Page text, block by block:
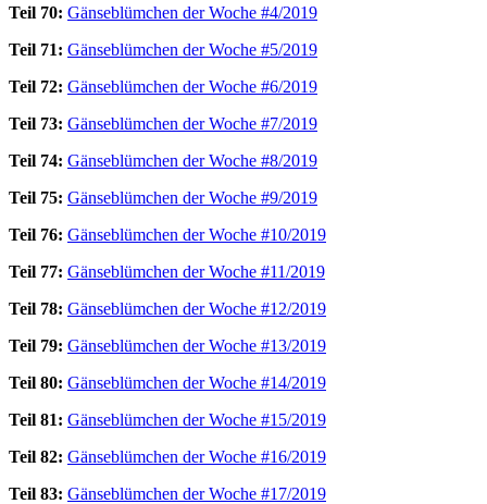
Teil 70: Gänseblümchen der Woche #4/2019
Teil 71: Gänseblümchen der Woche #5/2019
Teil 72: Gänseblümchen der Woche #6/2019
Teil 73: Gänseblümchen der Woche #7/2019
Teil 74: Gänseblümchen der Woche #8/2019
Teil 75: Gänseblümchen der Woche #9/2019
Teil 76: Gänseblümchen der Woche #10/2019
Teil 77: Gänseblümchen der Woche #11/2019
Teil 78: Gänseblümchen der Woche #12/2019
Teil 79: Gänseblümchen der Woche #13/2019
Teil 80: Gänseblümchen der Woche #14/2019
Teil 81: Gänseblümchen der Woche #15/2019
Teil 82: Gänseblümchen der Woche #16/2019
Teil 83: Gänseblümchen der Woche #17/2019